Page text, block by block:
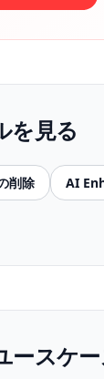
を見る
削除 AI
ースケ